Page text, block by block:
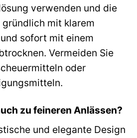
verwenden und die
mit klarem
sofort mit einem
Vermeiden Sie
oder
zu feineren Anlässen?
und elegante Design